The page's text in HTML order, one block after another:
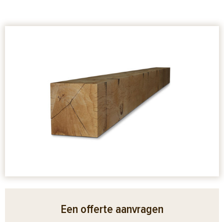
Een offerte aanvragen